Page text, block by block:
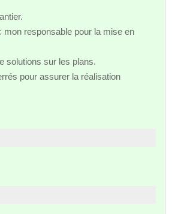
mon responsable pour la mise en
solutions sur les plans.
pour assurer la réalisation